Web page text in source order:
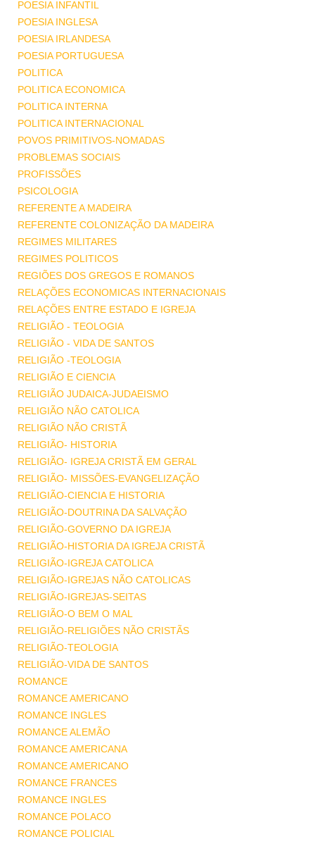
POESIA INFANTIL
POESIA INGLESA
POESIA IRLANDESA
POESIA PORTUGUESA
POLITICA
POLITICA ECONOMICA
POLITICA INTERNA
POLITICA INTERNACIONAL
POVOS PRIMITIVOS-NOMADAS
PROBLEMAS SOCIAIS
PROFISSÕES
PSICOLOGIA
REFERENTE A MADEIRA
REFERENTE COLONIZAÇÃO DA MADEIRA
REGIMES MILITARES
REGIMES POLITICOS
REGIÕES DOS GREGOS E ROMANOS
RELAÇÕES ECONOMICAS INTERNACIONAIS
RELAÇÕES ENTRE ESTADO E IGREJA
RELIGIÃO - TEOLOGIA
RELIGIÃO - VIDA DE SANTOS
RELIGIÃO -TEOLOGIA
RELIGIÃO E CIENCIA
RELIGIÃO JUDAICA-JUDAEISMO
RELIGIÃO NÃO CATOLICA
RELIGIÃO NÃO CRISTÃ
RELIGIÃO- HISTORIA
RELIGIÃO- IGREJA CRISTÃ EM GERAL
RELIGIÃO- MISSÕES-EVANGELIZAÇÃO
RELIGIÃO-CIENCIA E HISTORIA
RELIGIÃO-DOUTRINA DA SALVAÇÃO
RELIGIÃO-GOVERNO DA IGREJA
RELIGIÃO-HISTORIA DA IGREJA CRISTÃ
RELIGIÃO-IGREJA CATOLICA
RELIGIÃO-IGREJAS NÃO CATOLICAS
RELIGIÃO-IGREJAS-SEITAS
RELIGIÃO-O BEM O MAL
RELIGIÃO-RELIGIÕES NÃO CRISTÃS
RELIGIÃO-TEOLOGIA
RELIGIÃO-VIDA DE SANTOS
ROMANCE
ROMANCE AMERICANO
ROMANCE INGLES
ROMANCE ALEMÃO
ROMANCE AMERICANA
ROMANCE AMERICANO
ROMANCE FRANCES
ROMANCE INGLES
ROMANCE POLACO
ROMANCE POLICIAL